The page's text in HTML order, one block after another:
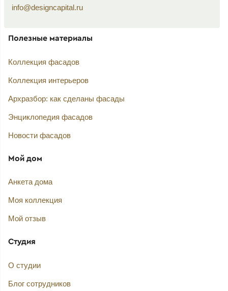
info@designcapital.ru
Полезные материалы
Коллекция фасадов
Коллекция интерьеров
Архразбор: как сделаны фасады
Энциклопедия фасадов
Новости фасадов
Мой дом
Анкета дома
Моя коллекция
Мой отзыв
Студия
О студии
Блог сотрудников